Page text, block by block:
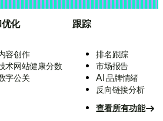
化
容创作
术网站健康分数
字公关
跟踪
排名跟踪
市场报告
AI 品牌情绪
反向链接分析
查看所有功能